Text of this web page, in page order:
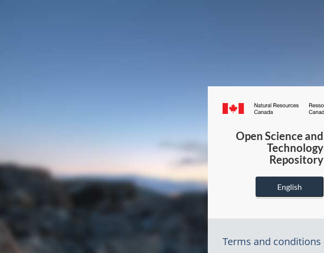
Canada.ca
Open Science and
Technology
Repository
English
Terms and conditions